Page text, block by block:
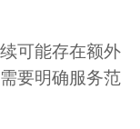
可能存在额外
要明确服务范